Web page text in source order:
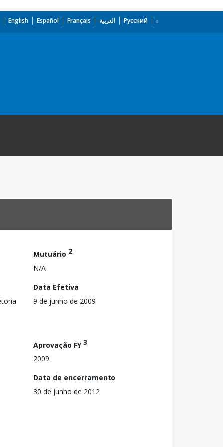
English Español Français العربية Русский
Mutuário 2
N/A
Data Efetiva
9 de junho de 2009
Aprovação FY3
2009
Data de encerramento
30 de junho de 2012